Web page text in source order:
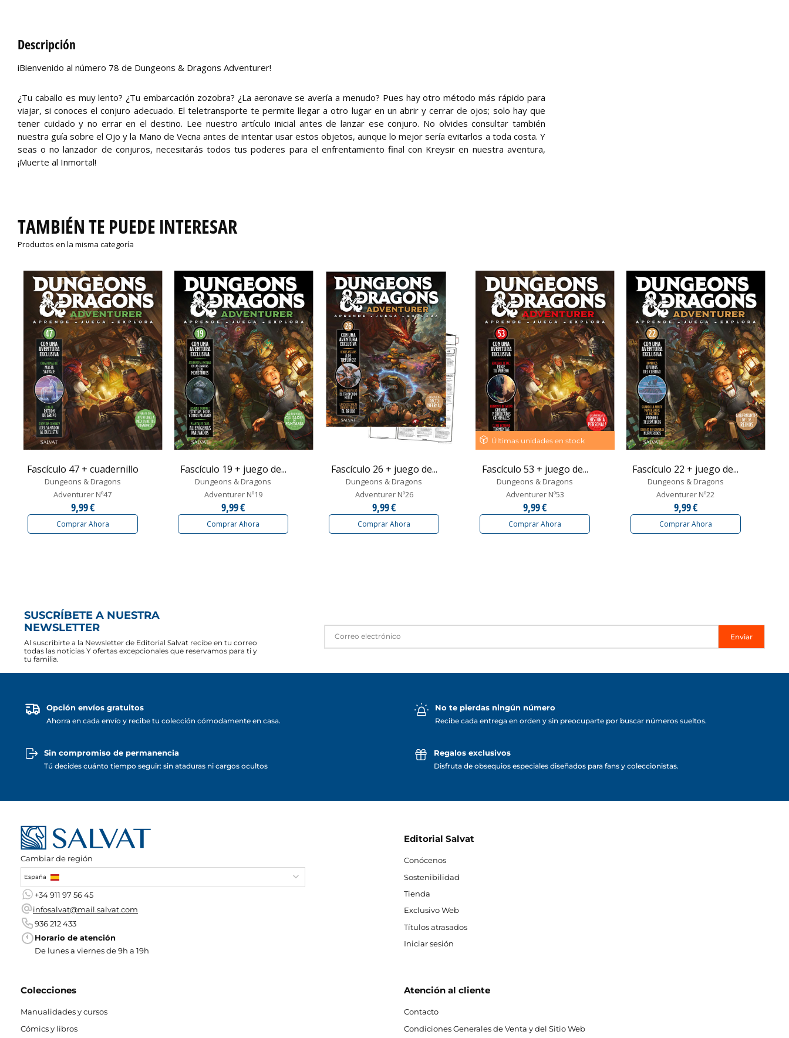
Descripción
iBienvenido al número 78 de Dungeons & Dragons Adventurer!
¿Tu caballo es muy lento? ¿Tu embarcación zozobra? ¿La aeronave se avería a menudo? Pues hay otro método más rápido para
viajar, si conoces el conjuro adecuado. El teletransporte te permite llegar a otro lugar en un abrir y cerrar de ojos; solo hay que
tener cuidado y no errar en el destino. Lee nuestro artículo inicial antes de lanzar ese conjuro. No olvides consultar también
nuestra guía sobre el Ojo y la Mano de Vecna antes de intentar usar estos objetos, aunque lo mejor sería evitarlos a toda costa. Y
seas o no lanzador de conjuros, necesitarás todos tus poderes para el enfrentamiento final con Kreysir en nuestra aventura,
¡Muerte al Inmortal!
TAMBIÉN TE PUEDE INTERESAR
Productos en la misma categoría
Fascículo 47 + cuadernillo
Dungeons & Dragons
Adventurer Nº47
9,99 €
Comprar Ahora
Fascículo 19 + juego de...
Dungeons & Dragons
Adventurer Nº19
9,99 €
Comprar Ahora
Fascículo 26 + juego de...
Dungeons & Dragons
Adventurer Nº26
9,99 €
Comprar Ahora
Últimas unidades en stock
Fascículo 53 + juego de...
Dungeons & Dragons
Adventurer Nº53
9,99 €
Comprar Ahora
Fascículo 22 + juego de...
Dungeons & Dragons
Adventurer Nº22
9,99 €
Comprar Ahora
SUSCRÍBETE A NUESTRA
NEWSLETTER
Al suscribirte a la Newsletter de Editorial Salvat recibe en tu correo
todas las noticias Y ofertas excepcionales que reservamos para ti y
tu familia.
Enviar
Opción envíos gratuitos
Ahorra en cada envío y recibe tu colección cómodamente en casa.
No te pierdas ningún número
Recibe cada entrega en orden y sin preocuparte por buscar números sueltos.
Sin compromiso de permanencia
Tú decides cuánto tiempo seguir: sin ataduras ni cargos ocultos
Regalos exclusivos
Disfruta de obsequios especiales diseñados para fans y coleccionistas.
Cambiar de región
España
+34 911 97 56 45
infosalvat@mail.salvat.com
936 212 433
Horario de atención
De lunes a viernes de 9h a 19h
Editorial Salvat
Conócenos
Sostenibilidad
Tienda
Exclusivo Web
Títulos atrasados
Iniciar sesión
Colecciones
Manualidades y cursos
Cómics y libros
Atención al cliente
Contacto
Condiciones Generales de Venta y del Sitio Web